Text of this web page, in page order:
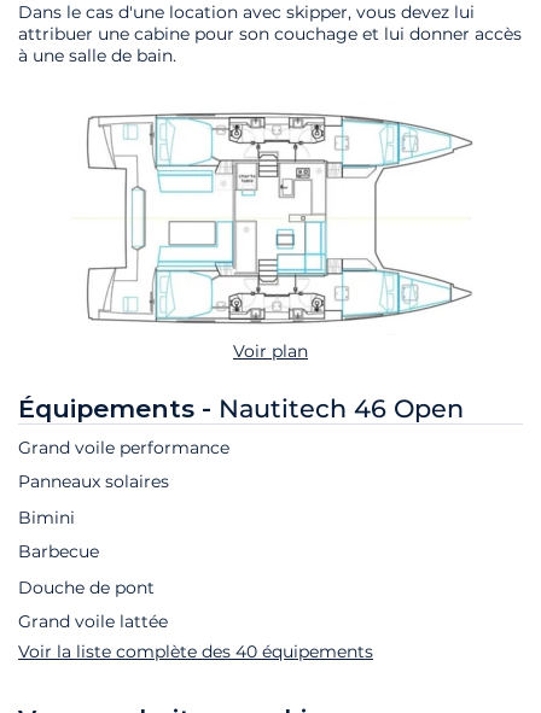
Dans le cas d'une location avec skipper, vous devez lui
attribuer une cabine pour son couchage et lui donner accès
à une salle de bain.
Voir plan
Équipements - Nautitech 46 Open
Grand voile performance
Panneaux solaires
Bimini
Barbecue
Douche de pont
Grand voile lattée
Voir la liste complète des 40 équipements